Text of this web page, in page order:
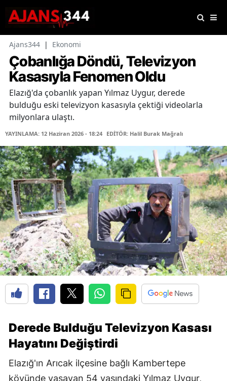
Ajans344 | Ekonomi
Çobanlığa Döndü, Televizyon
Kasasıyla Fenomen Oldu
Elazığ'da çobanlık yapan Yılmaz Uygur, derede
bulduğu eski televizyon kasasıyla çektiği videolarla
milyonlara ulaştı.
YAYINLAMA: 12 Haziran 2026 - 18:24 EDİTÖR: Halil Burak Mağralı
Derede Bulduğu Televizyon Kasası
Hayatını Değiştirdi
Elazığ'ın Arıcak ilçesine bağlı Kambertepe
köyünde yaşayan 54 yaşındaki Yılmaz Uygur,